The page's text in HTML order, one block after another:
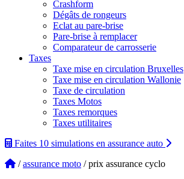
Crashform
Dégâts de rongeurs
Eclat au pare-brise
Pare-brise à remplacer
Comparateur de carrosserie
Taxes
Taxe mise en circulation Bruxelles
Taxe mise en circulation Wallonie
Taxe de circulation
Taxes Motos
Taxes remorques
Taxes utilitaires
Faites 10 simulations en assurance auto
/assurance moto / prix assurance cyclo